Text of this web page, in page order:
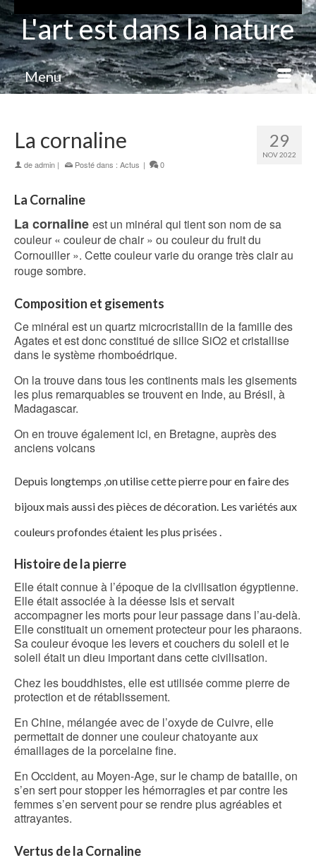
L'art est dans la nature
Menu
29
NOV 2022
La cornaline
deadmin | Posté dans : Actus | 0
La Cornaline
La cornaline est un minéral qui tient son nom de sa
couleur « couleur de chair » ou couleur du fruit du
Cornouiller ». Cette couleur varie du orange très clair au
rouge sombre.
Composition et gisements
Ce minéral est un quartz microcristallin de la famille des
Agates et est donc constitué de silice SiO2 et cristallise
dans le système rhomboédrique.
On la trouve dans tous les continents mais les gisements
les plus remarquables se trouvent en Inde, au Brésil, à
Madagascar.
On en trouve également ici, en Bretagne, auprès des
anciens volcans
Depuis longtemps ,on utilise cette pierre pour en faire des
bijoux mais aussi des pièces de décoration. Les variétés aux
couleurs profondes étaient les plus prisées .
Histoire de la pierre
Elle était connue à l’époque de la civilisation égyptienne.
Elle était associée à la déesse Isis et servait
accompagner les morts pour leur passage dans l’au-delà.
Elle constituait un ornement protecteur pour les pharaons.
Sa couleur évoque les levers et couchers du soleil et le
soleil était un dieu important dans cette civilisation.
Chez les bouddhistes, elle est utilisée comme pierre de
protection et de rétablissement.
En Chine, mélangée avec de l’oxyde de Cuivre, elle
permettait de donner une couleur chatoyante aux
émaillages de la porcelaine fine.
En Occident, au Moyen-Age, sur le champ de bataille, on
s’en sert pour stopper les hémorragies et par contre les
femmes s’en servent pour se rendre plus agréables et
attrayantes.
Vertus de la Cornaline